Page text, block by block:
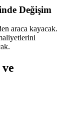
Değişim
araca kayacak.